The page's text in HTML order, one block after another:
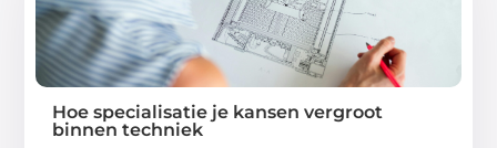
Hoe specialisatie je kansen vergroot
binnen techniek